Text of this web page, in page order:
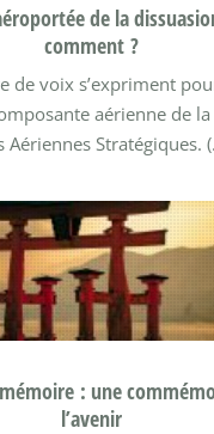
de la
comment ?
de voix s’expriment
aérienne de
Aériennes Stratégiques.
: une
l’avenir